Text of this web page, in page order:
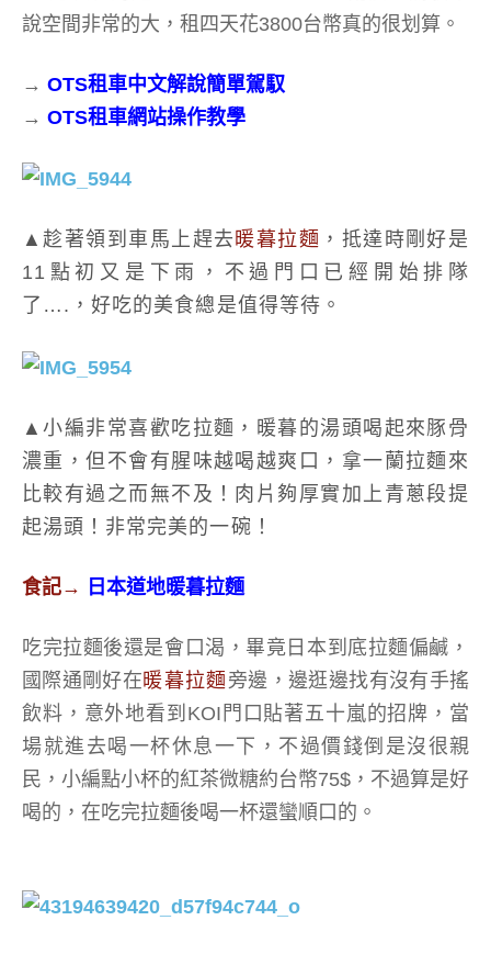
說空間非常的大，租四天花3800台幣真的很划算。
→ OTS租車中文解說簡單駕馭
→ OTS租車網站操作教學
▲趁著領到車馬上趕去暖暮拉麵 ，抵達時剛好是
11點初又是下雨，不過門口已經開始排隊
了….，好吃的美食總是值得等待。
▲小編非常喜歡吃拉麵，暖暮的湯頭喝起來豚骨
濃重，但不會有腥味越喝越爽口，拿一蘭拉麵來
比較有過之而無不及！肉片夠厚實加上青蔥段提
起湯頭！非常完美的一碗！
食記→ 日本道地暖暮拉麵
吃完拉麵後還是會口渴，畢竟日本到底拉麵偏鹹，
國際通剛好在暖暮拉麵 旁邊，邊逛邊找有沒有手搖
飲料，意外地看到KOI門口貼著五十嵐的招牌，當
場就進去喝一杯休息一下，不過價錢倒是沒很親
民，小編點小杯的紅茶微糖約台幣75$，不過算是好
喝的，在吃完拉麵後喝一杯還蠻順口的。